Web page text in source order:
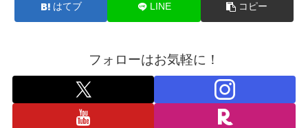
はてブ LINE コピー
フォローはお気軽に！